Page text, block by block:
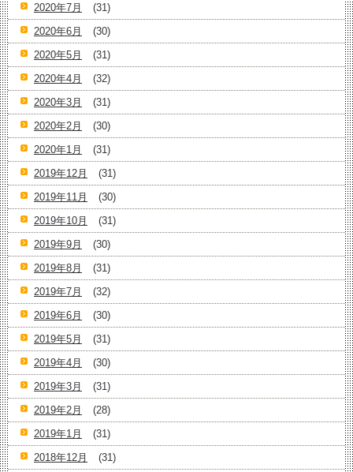
2020年7月
(31)
2020年6月
(30)
2020年5月
(31)
2020年4月
(32)
2020年3月
(31)
2020年2月
(30)
2020年1月
(31)
2019年12月
(31)
2019年11月
(30)
2019年10月
(31)
2019年9月
(30)
2019年8月
(31)
2019年7月
(32)
2019年6月
(30)
2019年5月
(31)
2019年4月
(30)
2019年3月
(31)
2019年2月
(28)
2019年1月
(31)
2018年12月
(31)